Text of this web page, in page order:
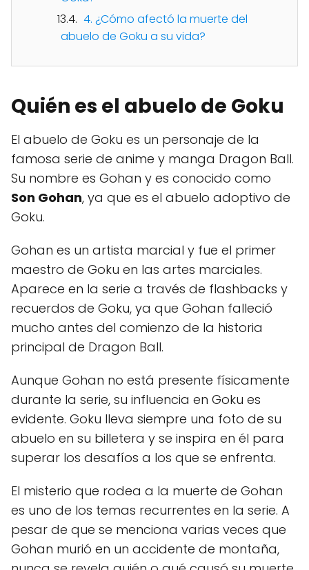
4. ¿Cómo afectó la muerte del
abuelo de Goku a su vida?
Quién es el abuelo de Goku
El abuelo de Goku es un personaje de la
famosa serie de anime y manga Dragon Ball.
Su nombre es Gohan y es conocido como
Son Gohan, ya que es el abuelo adoptivo de
Goku.
Gohan es un artista marcial y fue el primer
maestro de Goku en las artes marciales.
Aparece en la serie a través de flashbacks y
recuerdos de Goku, ya que Gohan falleció
mucho antes del comienzo de la historia
principal de Dragon Ball.
Aunque Gohan no está presente físicamente
durante la serie, su influencia en Goku es
evidente. Goku lleva siempre una foto de su
abuelo en su billetera y se inspira en él para
superar los desafíos a los que se enfrenta.
El misterio que rodea a la muerte de Gohan
es uno de los temas recurrentes en la serie. A
pesar de que se menciona varias veces que
Gohan murió en un accidente de montaña,